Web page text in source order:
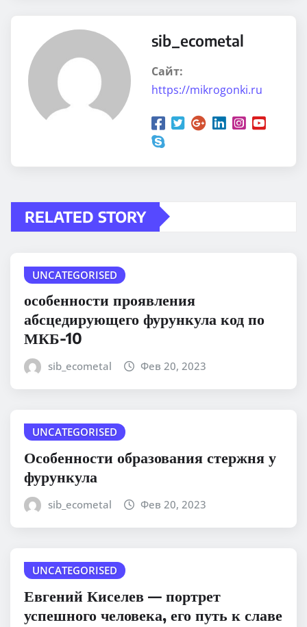
sib_ecometal
Сайт:
https://mikrogonki.ru
RELATED STORY
UNCATEGORISED
особенности проявления
абсцедирующего фурункула код по
МКБ-10
sib_ecometal Фев 20, 2023
UNCATEGORISED
Особенности образования стержня у
фурункула
sib_ecometal Фев 20, 2023
UNCATEGORISED
Евгений Киселев — портрет
успешного человека, его путь к славе